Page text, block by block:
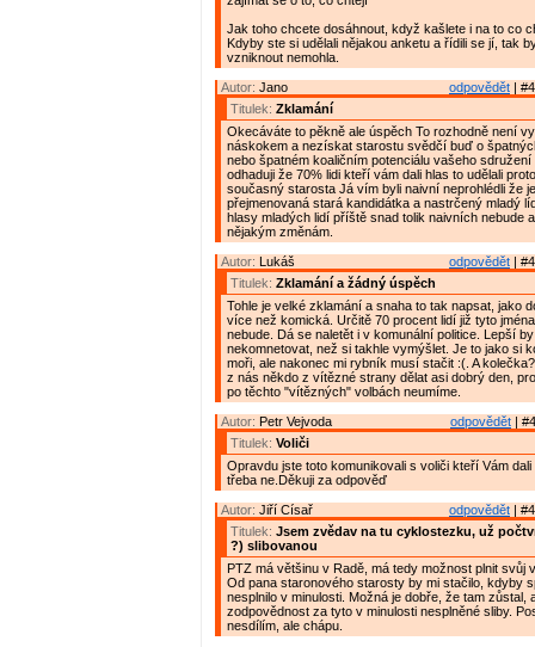
Jak toho chcete dosáhnout, když kašlete i na to co
Kdyby ste si udělali nějakou anketu a řídili se jí, tak
vzniknout nemohla.
odpovědět |
Autor: Jano
Titulek: Zklamání
Okecáváte to pěkně ale úspěch To rozhodně není
náskokem a nezískat starostu svědčí buď o
nebo špatném koaličním potenciálu vašeho sdružení
odhaduji že 70% lidi kteří vám dali hlas to udělali
současný starosta Já vím byli naivní neprohlédli že
přejmenovaná stará kandidátka a nastrčený mladý
hlasy mladých lidí příště snad tolik naivních nebude
nějakým změnám.
odpovědět |
Autor: Lukáš
Titulek: Zklamání a žádný úspěch
Tohle je velké zklamání a snaha to tak napsat, jako
více než komická. Určitě 70 procent lidí již tyto
nebude. Dá se naletět i v komunální politice. Lepší
nekomnetovat, než si takhle vymýšlet. Je to jako si
moři, ale nakonec mi rybník musí stačit :(. A
z nás někdo z vítězné strany dělat asi dobrý den,
po těchto "vítězných" volbách neumíme.
odpovědět |
Autor: Petr Vejvoda
Titulek: Voliči
Opravdu jste toto komunikovali s voliči kteří Vám dali
třeba ne.Děkuji za odpověď
odpovědět |
Autor: Jiří Císař
Titulek: Jsem zvědav na tu cyklostezku, už
?) slibovanou
PTZ má většinu v Radě, má tedy možnost plnit svůj
Od pana staronového starosty by mi stačilo, kdyby
nesplnilo v minulosti. Možná je dobře, že tam zůstal,
zodpovědnost za tyto v minulosti nesplněné sliby.
nesdílím, ale chápu.